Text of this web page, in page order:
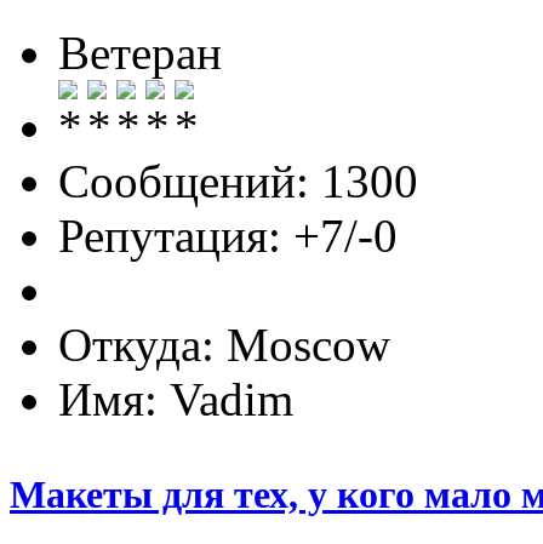
Ветеран
Сообщений: 1300
Репутация: +7/-0
Откуда: Moscow
Имя: Vadim
Макеты для тех, у кого мало